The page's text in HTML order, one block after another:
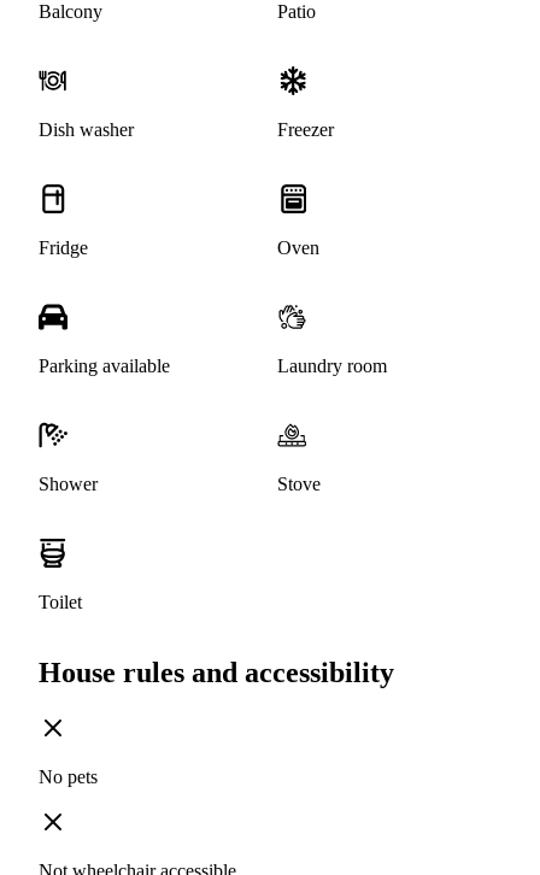
Balcony Patio
Dish washer Freezer
Fridge Oven
Parking available Laundry room
Shower Stove
Toilet
House rules and accessibility
No pets